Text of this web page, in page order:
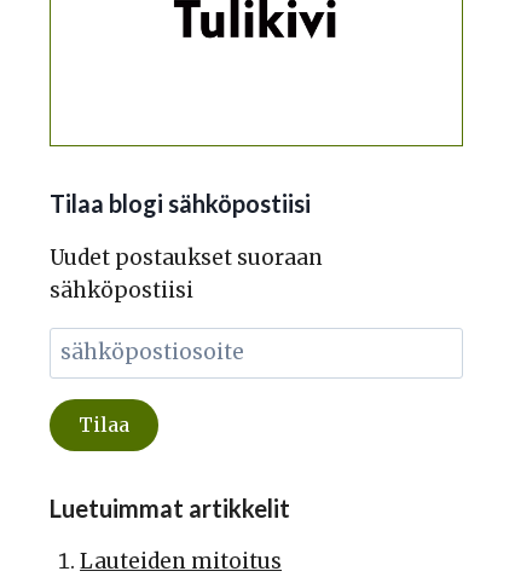
Tilaa blogi sähköpostiisi
Uudet postaukset suoraan
sähköpostiisi
Luetuimmat artikkelit
Lauteiden mitoitus